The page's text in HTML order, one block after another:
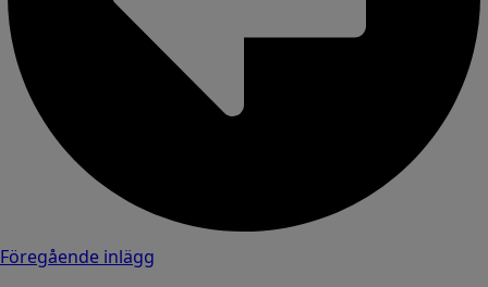
Föregående inlägg